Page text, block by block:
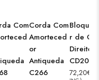
ComCorda Com
Amorteced
or
Antiqueda
C266
r de
Direito
CD202
72,20€